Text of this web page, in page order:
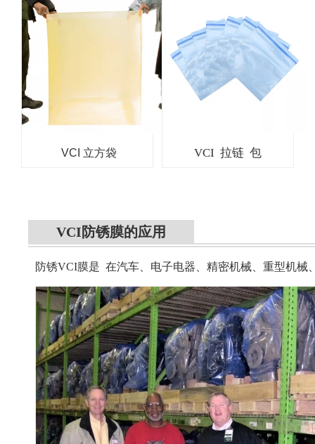
VCI 立方袋 VCI 拉链 包
VCI防锈膜的应用
防锈VCI膜是 在汽车、电子电器、精密机械、重型机械